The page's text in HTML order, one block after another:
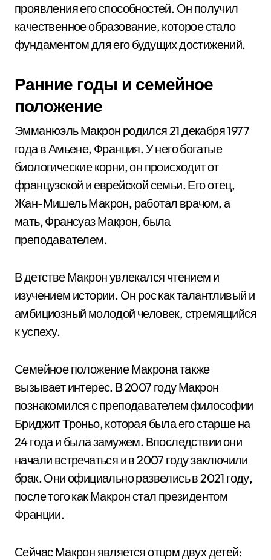
проявления его способностей. Он получил
качественное образование, которое стало
фундаментом для его будущих достижений.
Ранние годы и семейное
положение
Эмманюэль Макрон родился 21 декабря 1977
года в Амьене, Франция. У него богатые
биологические корни, он происходит от
французской и еврейской семьи. Его отец,
Жан-Мишель Макрон, работал врачом, а
мать, Франсуаз Макрон, была
преподавателем.
В детстве Макрон увлекался чтением и
изучением истории. Он рос как талантливый и
амбициозный молодой человек, стремящийся
к успеху.
Семейное положение Макрона также
вызывает интерес. В 2007 году Макрон
познакомился с преподавателем философии
Бриджит Троньо, которая была его старше на
24 года и была замужем. Впоследствии они
начали встречаться и в 2007 году заключили
брак. Они официально развелись в 2021 году,
после того как Макрон стал президентом
Франции.
Сейчас Макрон является отцом двух детей: